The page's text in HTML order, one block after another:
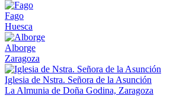
Fago
Huesca
Alborge
Zaragoza
Iglesia de Nstra. Señora de la Asunción
La Almunia de Doña Godina, Zaragoza